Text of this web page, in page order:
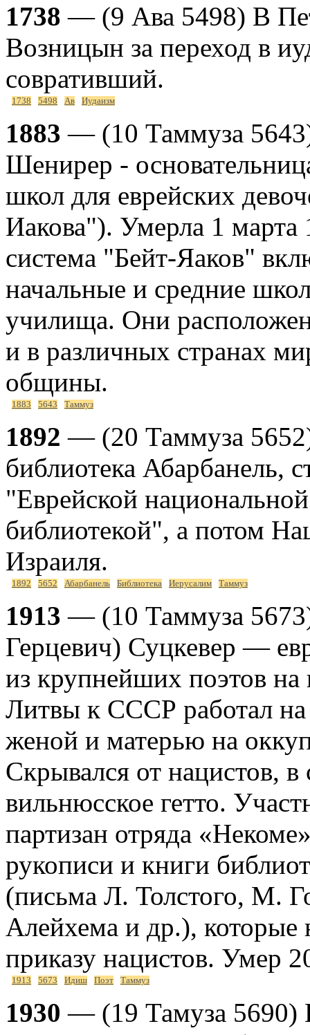
1738 — (9 Ава 5498) В
Возницын за переход в
совративший.
1738 5498 Ав Иудаизм
1883 — (10 Таммуза
Шенирер -
школ для еврейских
Иакова"). Умерла 1 марта
система "Бейт-Яаков"
начальные и средние
училища. Они
и в различных странах
общины.
1883 5643 Таммуз
1892 — (20 Таммуза
библиотека Абарбанель,
"Еврейской
библиотекой", а потом
Израиля.
1892 5652 Абарбанель Библиотека Иерусалим Таммуз
1913 — (10 Таммуза
Герцевич) Суцкевер —
из крупнейших поэтов
Литвы к СССР работал на
женой и матерью на
Скрывался от нацистов, в
вильнюсское гетто.
партизан отряда
рукописи и книги
(письма Л. Толстого, М.
Алейхема и др.), которые
приказу нацистов. Умер
1913 5673 Идиш Поэт Таммуз
1930 — (19 Тамуза 5690)